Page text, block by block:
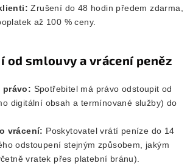
Zrušení do 48 hodin předem zdarma,
až 100 % ceny.
od smlouvy a vrácení peněz
právo: Spotřebitel má právo odstoupit od
digitální obsah a termínované služby) do
vrácení: Poskytovatel vrátí peníze do 14
odstoupení stejným způsobem, jakým
vratek přes platební bránu).